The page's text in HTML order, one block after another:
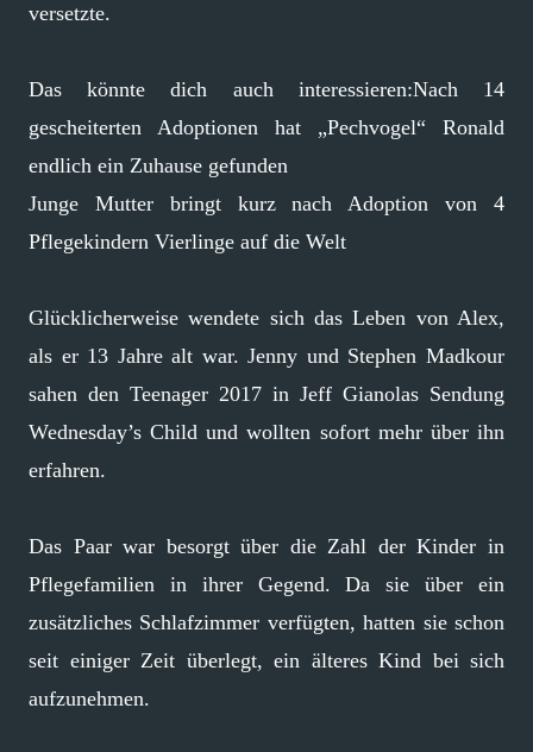
versetzte.
Das könnte dich auch interessieren:Nach 14
gescheiterten Adoptionen hat „Pechvogel“ Ronald
endlich ein Zuhause gefunden
Junge Mutter bringt kurz nach Adoption von 4
Pflegekindern Vierlinge auf die Welt
Glücklicherweise wendete sich das Leben von Alex,
als er 13 Jahre alt war. Jenny und Stephen Madkour
sahen den Teenager 2017 in Jeff Gianolas Sendung
Wednesday’s Child und wollten sofort mehr über ihn
erfahren.
Das Paar war besorgt über die Zahl der Kinder in
Pflegefamilien in ihrer Gegend. Da sie über ein
zusätzliches Schlafzimmer verfügten, hatten sie schon
seit einiger Zeit überlegt, ein älteres Kind bei sich
aufzunehmen.